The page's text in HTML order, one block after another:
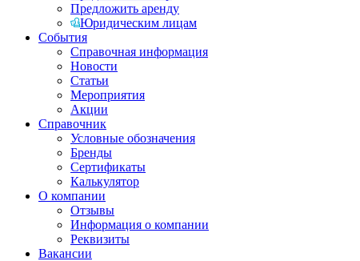
Предложить аренду
Юридическим лицам
События
Справочная информация
Новости
Статьи
Мероприятия
Акции
Справочник
Условные обозначения
Бренды
Сертификаты
Калькулятор
О компании
Отзывы
Информация о компании
Реквизиты
Вакансии